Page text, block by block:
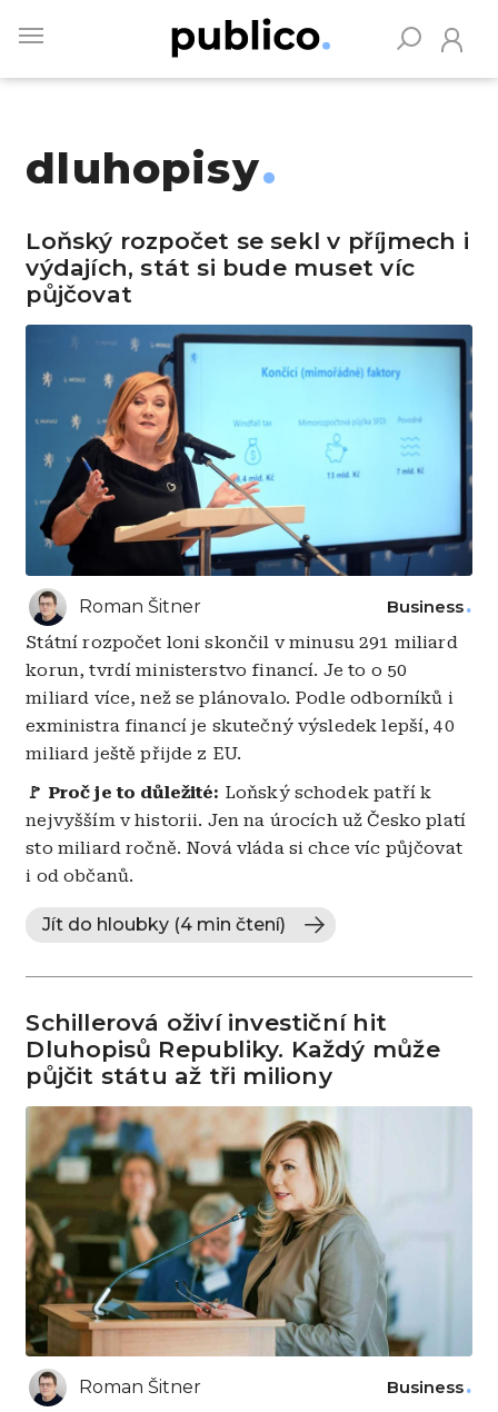
main
dluhopisy
Loňský rozpočet se sekl v příjmech i
výdajích, stát si bude muset víc
půjčovat
Roman Šitner Business
Státní rozpočet loni skončil v minusu 291 miliard
korun, tvrdí ministerstvo financí. Je to o 50
miliard více, než se plánovalo. Podle odborníků i
exministra financí je skutečný výsledek lepší, 40
miliard ještě přijde z EU.
🚩 Proč je to důležité: Loňský schodek patří k
nejvyšším v historii. Jen na úrocích už Česko platí
sto miliard ročně. Nová vláda si chce víc půjčovat
i od občanů.
Jít do hloubky (4 min čtení)
Schillerová oživí investiční hit
Dluhopisů Republiky. Každý může
půjčit státu až tři miliony
Roman Šitner Business
Vyhledávejte na Publiku